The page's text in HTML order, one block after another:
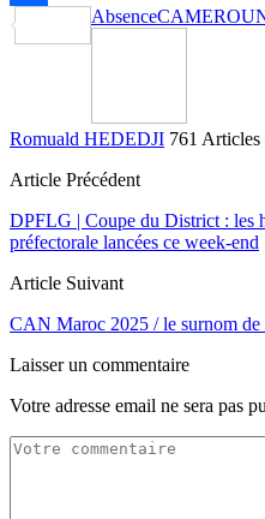
Partager
Absence
Romuald HEDEDJI 761 Articles
Article Précédent
DPFLG | Coupe du District : les
préfectorale lancées ce week-end
Article Suivant
CAN Maroc 2025 / le surnom de
Laisser un commentaire
Votre adresse email ne sera pas